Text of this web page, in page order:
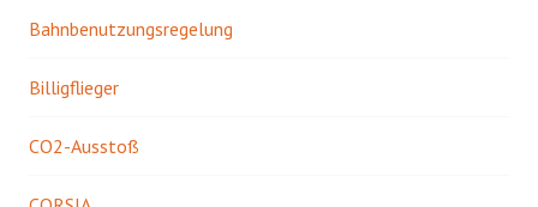
Bahnbenutzungsregelung
Billigflieger
CO2-Ausstoß